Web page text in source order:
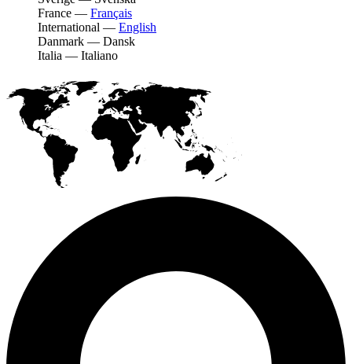
France — Français
International — English
Danmark — Dansk
Italia — Italiano